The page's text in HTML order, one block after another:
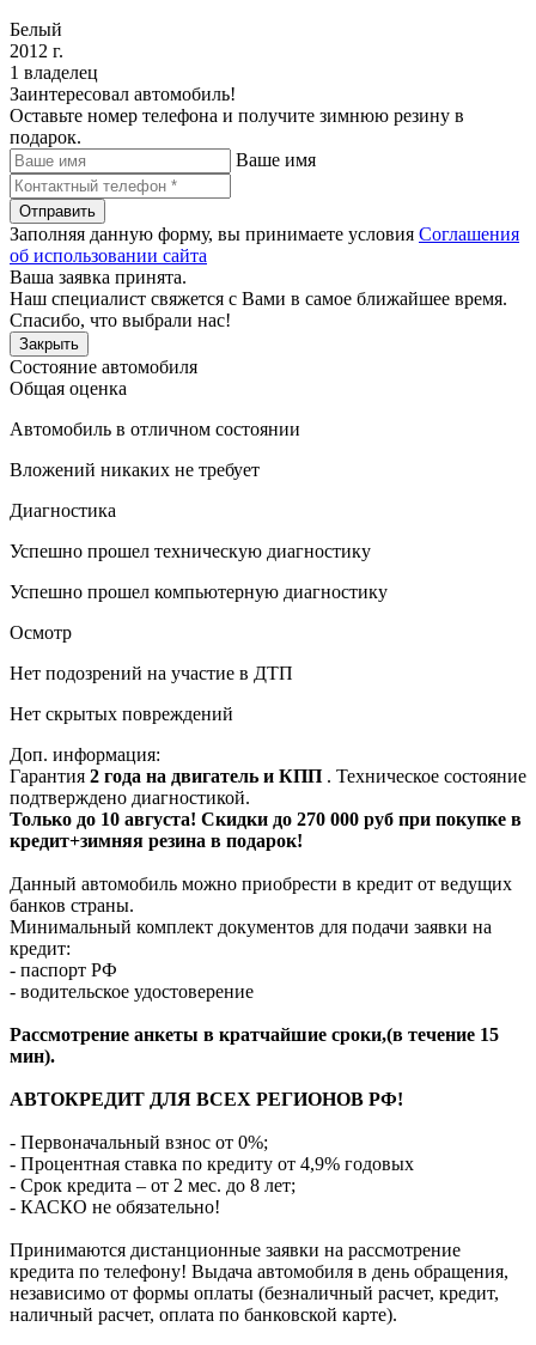
Белый
2012 г.
1 владелец
Заинтересовал автомобиль!
Оставьте номер телефона и получите зимнюю резину в
подарок.
Ваше имя
Отправить
Заполняя данную форму, вы принимаете условия Соглашения
об использовании сайта
Ваша заявка принята.
Наш специалист свяжется с Вами в самое ближайшее время.
Спасибо, что выбрали нас!
Закрыть
Состояние автомобиля
Общая оценка
Автомобиль в отличном состоянии
Вложений никаких не требует
Диагностика
Успешно прошел техническую диагностику
Успешно прошел компьютерную диагностику
Осмотр
Нет подозрений на участие в ДТП
Нет скрытых повреждений
Доп. информация:
Гарантия 2 года на двигатель и КПП . Техническое состояние
подтверждено диагностикой.
Только до 10 августа! Скидки до 270 000 руб при покупке в
кредит+зимняя резина в подарок!
Данный автомобиль можно приобрести в кредит от ведущих
банков страны.
Минимальный комплект документов для подачи заявки на
кредит:
- паспорт РФ
- водительское удостоверение
Рассмотрение анкеты в кратчайшие сроки,(в течение 15
мин).
АВТОКРЕДИТ ДЛЯ ВСЕХ РЕГИОНОВ РФ!
- Первоначальный взнос от 0%;
- Процентная ставка по кредиту от 4,9% годовых
- Срок кредита – от 2 мес. до 8 лет;
- КАСКО не обязательно!
Принимаются дистанционные заявки на рассмотрение
кредита по телефону! Выдача автомобиля в день обращения,
независимо от формы оплаты (безналичный расчет, кредит,
наличный расчет, оплата по банковской карте).